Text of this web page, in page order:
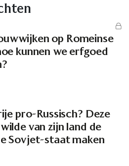
op Romeinse
kunnen we erfgoed
pro-Russisch? Deze
van zijn land de
Sovjet-staat maken